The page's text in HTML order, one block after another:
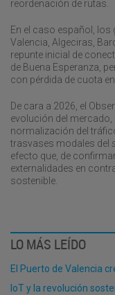
reordenación de rutas.
En el caso español, los
Valencia, Algeciras,
repunte inicial de
de Buena Esperanza,
con pérdida de cuota
De cara a 2026, el
evolución del mercado,
normalización del
trasvases modales del
efecto que, de
externalidades en
sostenible.
LO MÁS LEÍDO
El Puerto de Valencia
IoT y la revolución